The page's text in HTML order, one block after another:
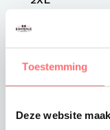
Toestemming
Deze website
3XL
Gratis